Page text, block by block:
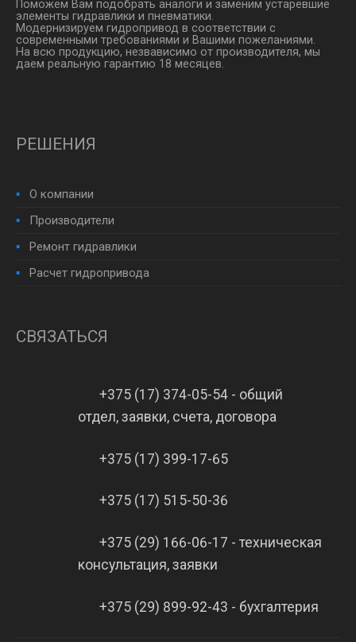
Поможем Вам подобрать аналоги и заменим устаревшие
элементы гидравлики и пневматики.
Модернизируем гидропривод в соответствии с
современными требованиями и Вашими пожеланиями.
На всю продукцию, незвависимо от производителя, мы
даем реальную гарантию 18 месяцев.
РЕШЕНИЯ
О компании
Производители
Ремонт гидравлики
Расчет гидропривода
СВЯЗАТЬСЯ
+375 (17) 374-05-54 - общий
отдел, заявки, счета, договора
+375 (17) 399-17-65
+375 (17) 515-50-36
+375 (29) 166-06-17 - техническая
консультация, заявки
+375 (29) 899-92-43 - бухгалтерия